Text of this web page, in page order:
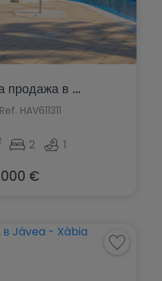
продажа в ...
Ref. HAV611311
2 1
€